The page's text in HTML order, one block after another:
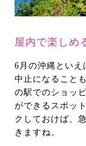
屋内で楽しめ
6月の沖縄といえ
中止になること
の駅でのショッ
ができるスポッ
クしておけば、
きますね。